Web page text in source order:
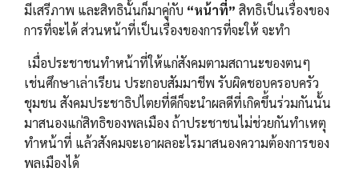
มีเสรีภาพ และสิทธินั้นก็มาคู่กับ “หน้าที่” สิทธิเป็นเรื่องของ
การที่จะได้ ส่วนหน้าที่เป็นเรื่องของการที่จะให้ จะทำ
เมื่อประชาชนทำหน้าที่ให้แก่สังคมตามสถานะของตนๆ
เช่นศึกษาเล่าเรียน ประกอบสัมมาชีพ รับผิดชอบครอบครัว
ชุมชน สังคมประชาธิปไตยที่ดีก็จะนำผลดีที่เกิดขึ้นร่วมกันนั้น
มาสนองแก่สิทธิของพลเมือง ถ้าประชาชนไม่ช่วยกันทำเหตุ
ทำหน้าที่ แล้วสังคมจะเอาผลอะไรมาสนองความต้องการของ
พลเมืองได้